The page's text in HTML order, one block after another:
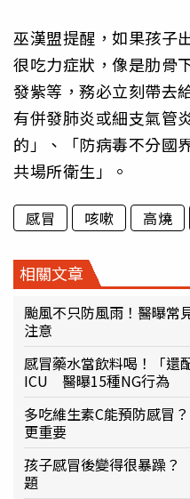
巫漢盟提醒，如果孩子
很吃力症狀，像是肋骨
發紫等，務必立刻帶去
有併發肺炎或細支氣管
的」、「防病毒不分國
共場所衛生」。
感冒 咳嗽 高燒
相關文章
颱風不只防風雨！醫曝
注意
感冒藥水當飲料喝！「還
ICU 醫曝15種NG行為
多吃維生素C能預防感冒
更重要
孩子感冒後變得很暴躁
題